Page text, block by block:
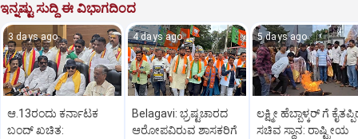
ಇನ್ನಷ್ಟು ಸುದ್ದಿ ಈ ವಿಭಾಗದಿಂದ
3 days ago
ಆ.13ರಂದು ಕರ್ನಾಟಕ
ಬಂದ್ ಖಚಿತ:
4 days ago
Belagavi: ಭ್ರಷ್ಟಚಾರದ
ಆರೋಪವಿರುವ ಶಾಸಕರಿಗೆ
5 days ago
ಲಕ್ಷ್ಮೀ ಹೆಬ್ಬಾಳ್ಕರ್ ಗೆ
ಸಚಿವ ಸ್ಥಾನ: ರಾಷ್ಟ್ರೀಯ